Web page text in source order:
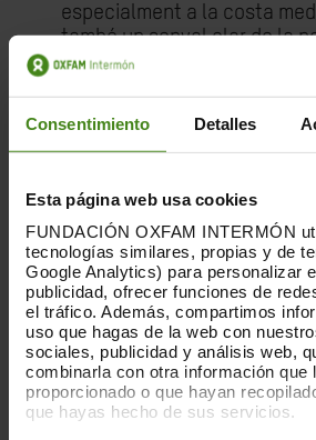
Consentimiento Detalles
Esta página web usa cookies
FUNDACIÓN OXFAM INTERMÓN
tecnologías similares, propias y de
Google Analytics) para personalizar
publicidad, ofrecer funciones de
el tráfico. Además, compartimos
uso que hagas de la web con
sociales, publicidad y análisis web,
combinarla con otra información que
proporcionado o que hayan
que hayas hecho de sus servicios.
especialment a la costa
també un senyal clar de la
d'avançar tant en la
Lourdes Benavides,
Justícia Climàtica d'Oxfam
Influència injusta
El poder de les persones i
també els permeten exercir
injusta en l'elaboració de
les negociacions sobre el
COP29, es van concedir
1.773 lobbistes del carbó, el
gas, més que als 10 països
vulnerables al clima junts.